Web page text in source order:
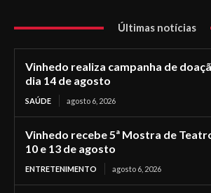
Últimas notícias
Vinhedo realiza campanha de
dia 14 de agosto
SAÚDE agosto 6, 2026
Vinhedo recebe 5ª Mostra de
10 e 13 de agosto
ENTRETENIMENTO agosto 6, 2026